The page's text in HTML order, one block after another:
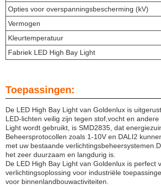
Opties voor overspanningsbescherming (kV)
Vermogen
Kleurtemperatuur
Fabriek LED High Bay Light
Toepassingen:
De LED High Bay Light van Goldenlux is
LED-lichten veilig zijn tegen stof,vocht en
Light wordt gebruikt, is SMD2835, dat
Beheersprotocollen zoals 1-10V en DALI2
met uw bestaande
het zeer duurzaam en langdurig is.
De LED High Bay Light van Goldenlux is
verlichtingsoplossing voor industriële
voor binnenlandbouwactiviteiten.